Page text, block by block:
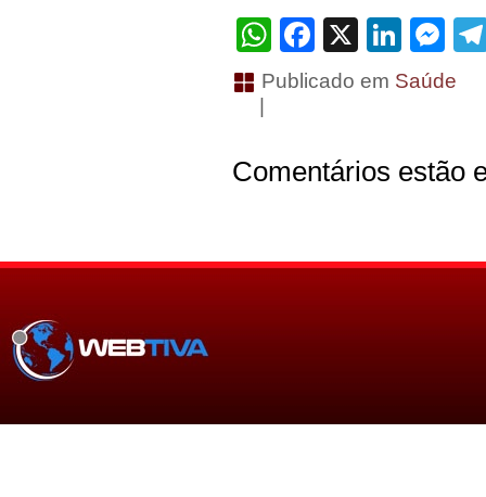
WhatsApp
Facebook
X
Publicado em Saúde
Comentários estão